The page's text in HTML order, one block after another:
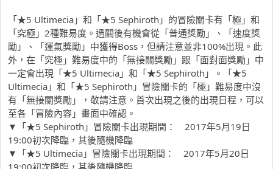
「★5 Ultimecia」和「★5 Sephiroth」的冒險關卡有「極」和
「究極」2種難易度。過關後有機會從「普通獎勵」、「速度獎
勵」、「運氣獎勵」中獲得Boss，但請注意並非100%出現。此
外，在「究極」難易度中的「無接關獎勵」跟「面對面獎勵」中
一定會出現「★5 Ultimecia」和「★5 Sephiroth」。「★5
Ultimecia」和「★5 Sephiroth」冒險關卡的「極」難易度中沒
有「無接關獎勵」，敬請注意。首次出現之後的出現日程，可以
至各「冒險內容」畫面中確認。
▼「★5 Sephiroth」冒險關卡出現期間： 2017年5月19日
19:00初次降臨，其後隨機降臨
▼「★5 Ultimecia」冒險關卡出現期間： 2017年5月20日